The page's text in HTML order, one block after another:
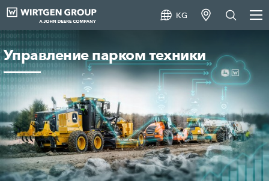
KG
Управление парком техники